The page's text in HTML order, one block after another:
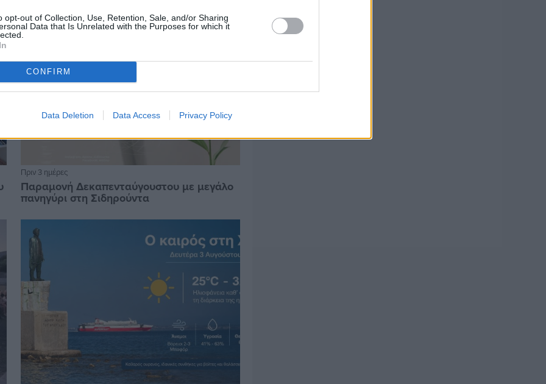
opt-out of Collection, Use, Retention, Sale, and/or Sharing
Data that Is Unrelated with the Purposes for which it
CONFIRM
Data Deletion Data Access Privacy Policy
Πριν 3 ημέρες
Παραμονή Δεκαπενταύγουστου με μεγάλο
πανηγύρι στη Σιδηρούντα